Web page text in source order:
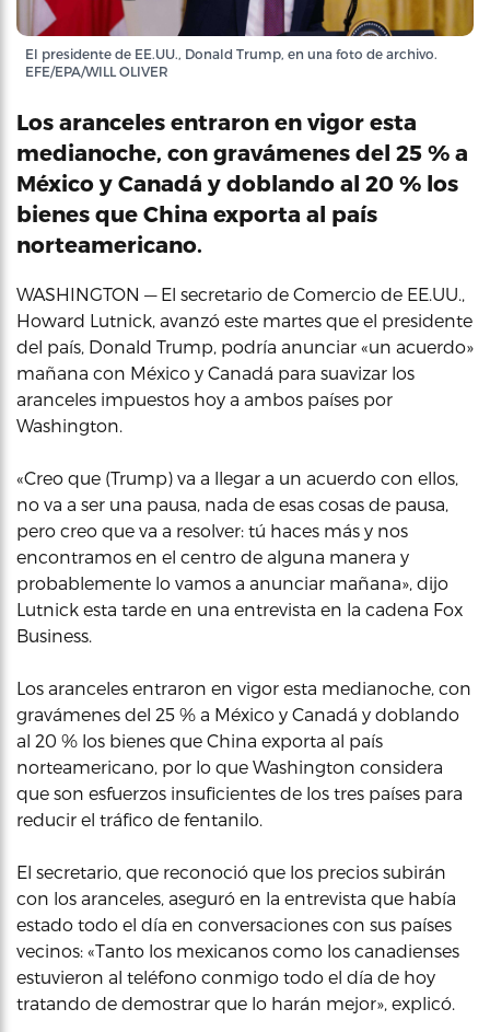
El presidente de EE.UU., Donald Trump, en una foto de archivo.
EFE/EPA/WILL OLIVER
Los aranceles entraron en vigor esta
medianoche, con gravámenes del 25 % a
México y Canadá y doblando al 20 % los
bienes que China exporta al país
norteamericano.
WASHINGTON — El secretario de Comercio de EE.UU.,
Howard Lutnick, avanzó este martes que el presidente
del país, Donald Trump, podría anunciar «un acuerdo»
mañana con México y Canadá para suavizar los
aranceles impuestos hoy a ambos países por
Washington.
«Creo que (Trump) va a llegar a un acuerdo con ellos,
no va a ser una pausa, nada de esas cosas de pausa,
pero creo que va a resolver: tú haces más y nos
encontramos en el centro de alguna manera y
probablemente lo vamos a anunciar mañana», dijo
Lutnick esta tarde en una entrevista en la cadena Fox
Business.
Los aranceles entraron en vigor esta medianoche, con
gravámenes del 25 % a México y Canadá y doblando
al 20 % los bienes que China exporta al país
norteamericano, por lo que Washington considera
que son esfuerzos insuficientes de los tres países para
reducir el tráfico de fentanilo.
El secretario, que reconoció que los precios subirán
con los aranceles, aseguró en la entrevista que había
estado todo el día en conversaciones con sus países
vecinos: «Tanto los mexicanos como los canadienses
estuvieron al teléfono conmigo todo el día de hoy
tratando de demostrar que lo harán mejor», explicó.